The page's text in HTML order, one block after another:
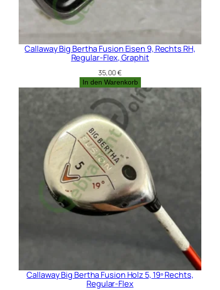
Callaway Big Bertha Fusion Eisen 9, Rechts RH,
Regular-Flex, Graphit
35,00€
In den Warenkorb
Callaway Big Bertha Fusion Holz 5, 19º Rechts,
Regular-Flex